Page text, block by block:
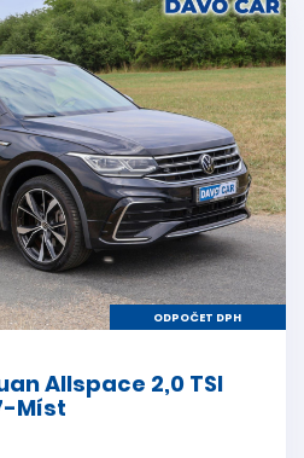
ODPOČET DPH
Allspace 2,0 TSI
Míst